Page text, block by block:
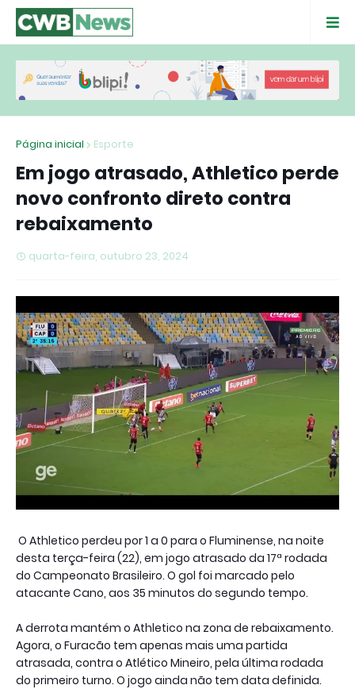
Página inicial Esporte
Em jogo atrasado, Athletico perde
novo confronto direto contra
rebaixamento
quarta-feira, outubro 23, 2024
O Athletico perdeu por 1 a 0 para o Fluminense, na noite
desta terça-feira (22), em jogo atrasado da 17ª rodada
do Campeonato Brasileiro. O gol foi marcado pelo
atacante Cano, aos 35 minutos do segundo tempo.
A derrota mantém o Athletico na zona de rebaixamento.
Agora, o Furacão tem apenas mais uma partida
atrasada, contra o Atlético Mineiro, pela última rodada
do primeiro turno. O jogo ainda não tem data definida.